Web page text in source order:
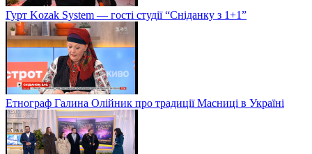
Гурт Kozak System — гості студії “Сніданку з 1+1”
Етнограф Галина Олійник про традиції Масниці в Україні